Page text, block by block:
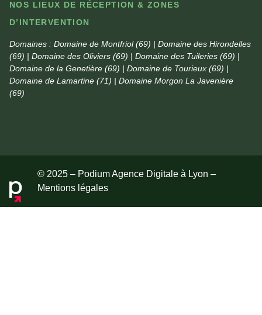
NOS LIEUX DE RÉCEPTION & ZONES
D’INTERVENTION
Domaines : Domaine de Montfriol (69) | Domaine des Hirondelles
(69) | Domaine des Oliviers (69) | Domaine des Tuileries (69) |
Domaine de la Genetière (69) | Domaine de Tourieux (69) |
Domaine de Lamartine (71) | Domaine Morgon La Javenière
(69)
© 2025 – Podium Agence Digitale à Lyon –
Mentions légales